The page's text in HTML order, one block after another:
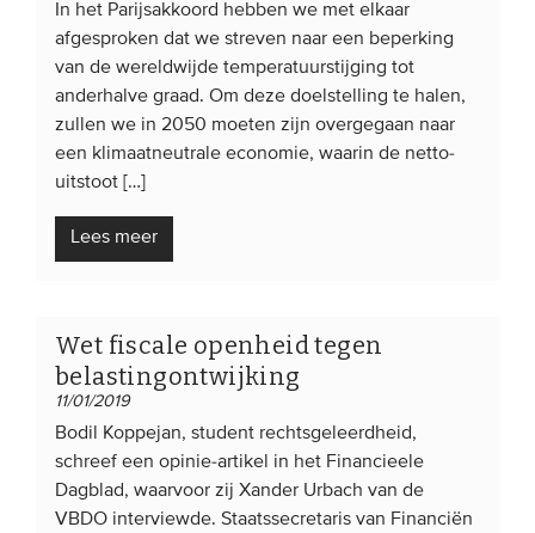
In het Parijsakkoord hebben we met elkaar
afgesproken dat we streven naar een beperking
van de wereldwijde temperatuurstijging tot
anderhalve graad. Om deze doelstelling te halen,
zullen we in 2050 moeten zijn overgegaan naar
een klimaatneutrale economie, waarin de netto-
uitstoot […]
Lees meer
Wet fiscale openheid tegen
belastingontwijking
11/01/2019
Bodil Koppejan, student rechtsgeleerdheid,
schreef een opinie-artikel in het Financieele
Dagblad, waarvoor zij Xander Urbach van de
VBDO interviewde. Staatssecretaris van Financiën